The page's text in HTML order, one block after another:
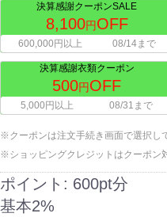
決算感謝クーポンSALE
8,100円OFF
600,000円以上 08/14まで
決算感謝衣類クーポン
500円OFF
5,000円以上 08/31まで
※クーポンは注文手続き画面で選択し
※ショッピングクレジットはクーポン
ポイント: 600pt分
基本2%